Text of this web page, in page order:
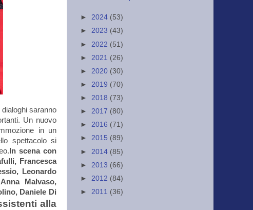
saranno
Un nuovo
in un
spettacolo si
In scena con
Francesca
Leonardo
Malvaso,
Daniele Di
alla
► 2024 (53)
► 2023 (43)
► 2022 (51)
► 2021 (26)
► 2020 (30)
► 2019 (70)
► 2018 (73)
► 2017 (80)
► 2016 (71)
► 2015 (89)
► 2014 (85)
► 2013 (66)
► 2012 (84)
► 2011 (36)